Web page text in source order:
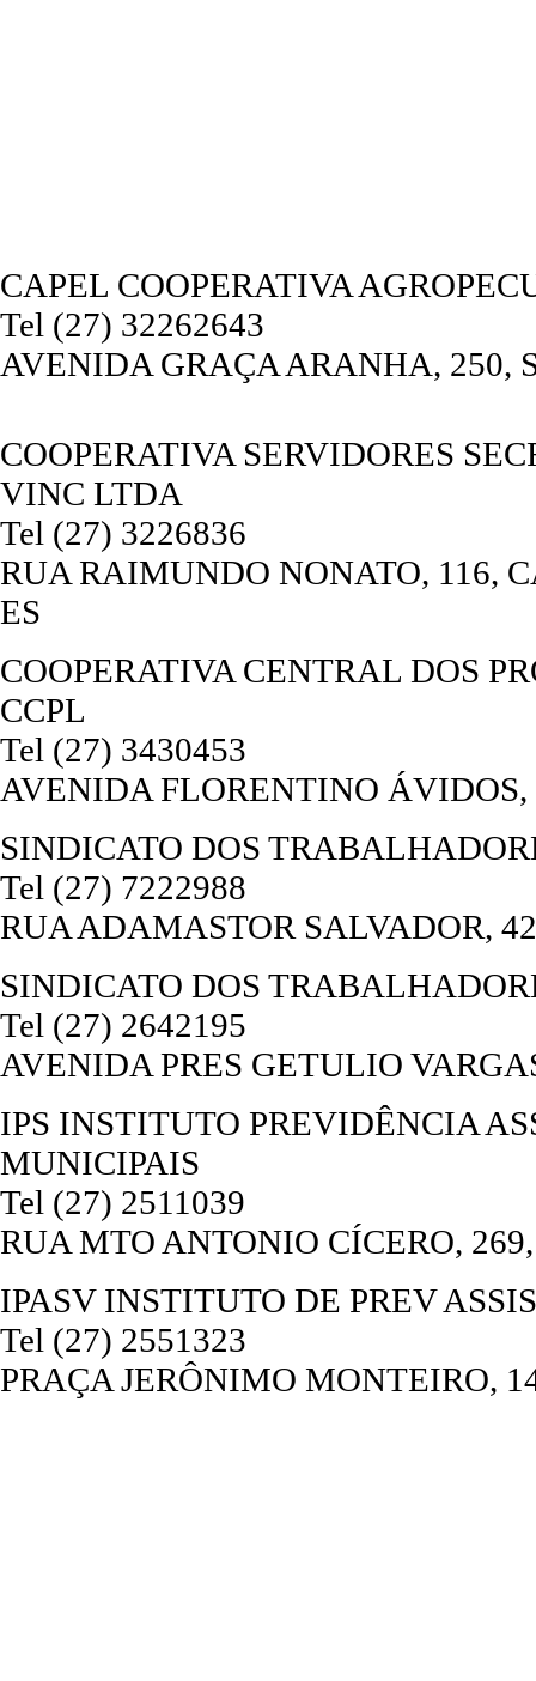
CAPEL COOPERATIVA
Tel (27) 32262643
AVENIDA GRAÇA ARANHA, 250,
COOPERATIVA SERVIDORES
VINC LTDA
Tel (27) 3226836
RUA RAIMUNDO NONATO, 116,
ES
COOPERATIVA CENTRAL DOS
CCPL
Tel (27) 3430453
AVENIDA FLORENTINO
SINDICATO DOS
Tel (27) 7222988
RUA ADAMASTOR SALVADOR,
SINDICATO DOS
Tel (27) 2642195
AVENIDA PRES GETULIO
IPS INSTITUTO PREVIDÊNCIA
MUNICIPAIS
Tel (27) 2511039
RUA MTO ANTONIO CÍCERO,
IPASV INSTITUTO DE PREV
Tel (27) 2551323
PRAÇA JERÔNIMO MONTEIRO,